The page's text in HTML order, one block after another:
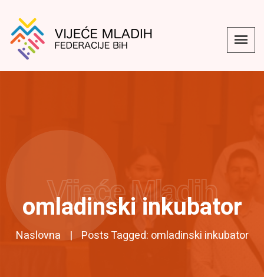
omladinski inkubator
Naslovna Posts Tagged: omladinski inkubator
Vijeće Mladih